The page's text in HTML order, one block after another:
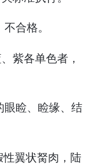
合格。
紫各单色者，
眼睑、睑缘、结
翼状胬肉，陆